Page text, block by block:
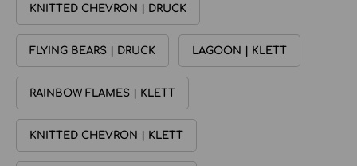
KNITTED CHEVRON | DRUCK
FLYING BEARS | DRUCK LAGOON | KLETT
RAINBOW FLAMES | KLETT
KNITTED CHEVRON | KLETT